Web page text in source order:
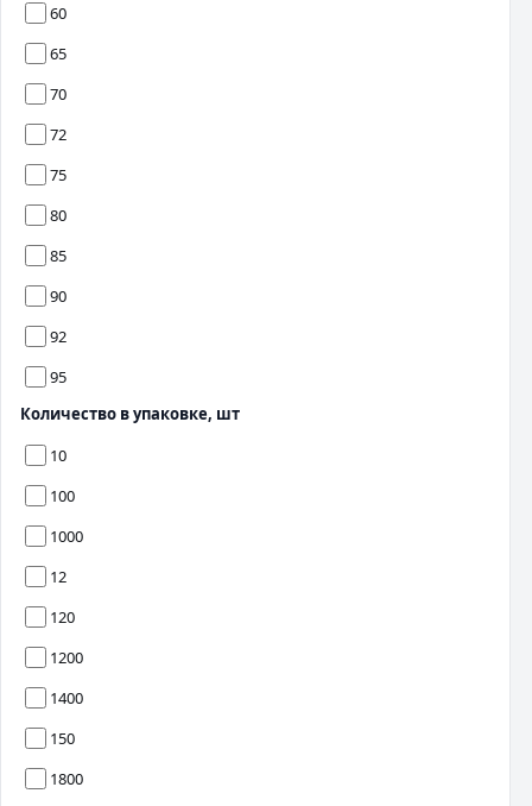
60
65
70
72
75
80
85
90
92
95
Количество в упаковке, шт
10
100
1000
12
120
1200
1400
150
1800